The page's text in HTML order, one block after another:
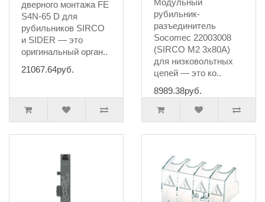
дверного монтажа FE
S4N-65 D для
рубильников SIRCO
и SIDER — это
оригинальный орган..
21067.64руб.
Модульный
рубильник-
разъединитель
Socomec 22003008
(SIRCO M2 3x80A)
для низковольтных
цепей — это ко..
8989.38руб.